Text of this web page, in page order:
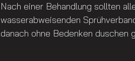
Nach einer Behandlung sollten
wasserabweisenden
danach ohne Bedenken duschen